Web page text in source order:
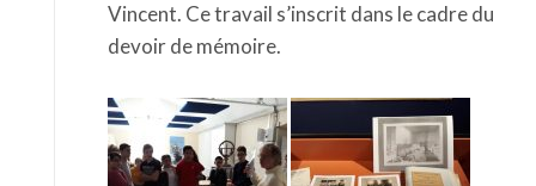
Vincent. Ce travail s’inscrit dans le cadre du
devoir de mémoire.